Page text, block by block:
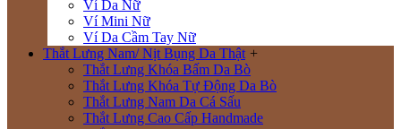
Ví Da Nữ
Ví Mini Nữ
Ví Da Cầm Tay Nữ
Thắt Lưng Nam/ Nịt Bụng Da Thật +
Thắt Lưng Khóa Bấm Da Bò
Thắt Lưng Khóa Tự Động Da Bò
Thắt Lưng Nam Da Cá Sấu
Thắt Lưng Cao Cấp Handmade